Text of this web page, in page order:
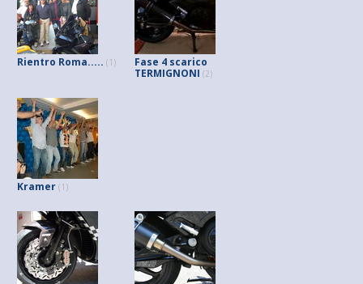
Rientro Roma..... (1)
Fase 4 scarico
TERMIGNONI (2)
Kramer (1)